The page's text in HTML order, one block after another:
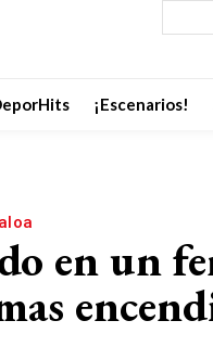
¡Escenarios!
en un